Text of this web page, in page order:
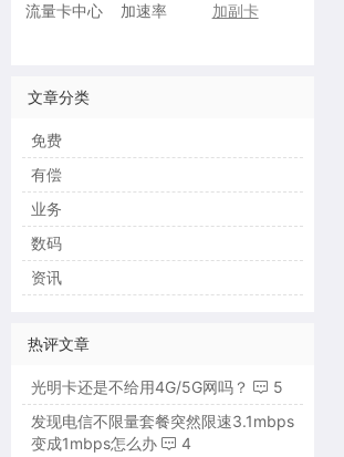
流量卡中心
加速率 加副卡
文章分类
免费
有偿
业务
数码
资讯
热评文章
光明卡还是不给用4G/5G网吗？
5
发现电信不限量套餐突然限速3.1mbps
变成1mbps怎么办
4